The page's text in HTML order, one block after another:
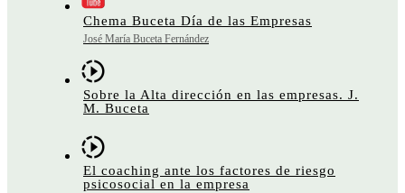
Chema Buceta Día de las Empresas
José María Buceta Fernández
Sobre la Alta dirección en las empresas. J.
M. Buceta
El coaching ante los factores de riesgo
psicosocial en la empresa